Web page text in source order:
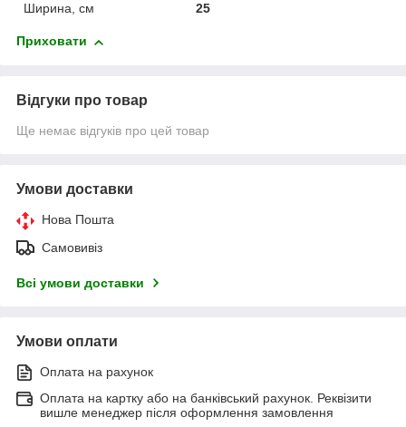
Ширина, см
25
Приховати
Відгуки про товар
Ще немає відгуків про цей товар
Умови доставки
Нова Пошта
Самовивіз
Всі умови доставки
Умови оплати
Оплата на рахунок
Оплата на картку або на банківський рахунок. Реквізити
вишле менеджер після оформлення замовлення